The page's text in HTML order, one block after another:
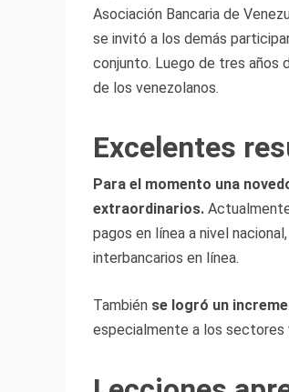
Asociación Bancaria de
se invitó a los demás
conjunto. Luego de tres años
de los venezolanos.
Excelentes
Para el momento una
extraordinarios.
pagos en línea a nivel
interbancarios en línea.
También se logró un
especialmente a los sectores